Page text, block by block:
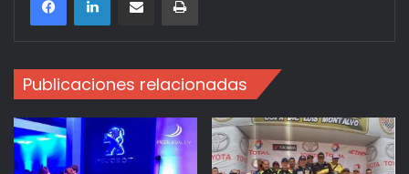
Publicaciones relacionadas